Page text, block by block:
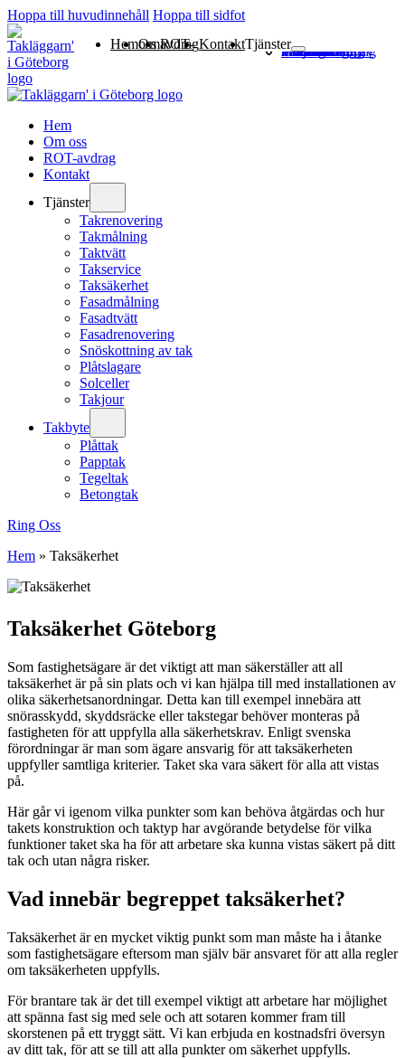
Hoppa till huvudinnehåll Hoppa till sidfot
HemOm oss ROT-avdragKontaktTjänsterTakrenovering
Takmålning
Taktvätt
Takservice
Taksäkerhet
Fasadmålning
Fasadtvätt
Fasadrenovering
Snöskottning av tak
Plåtslagare
Solceller
Takjour
Hem
Om oss
ROT-avdrag
Kontakt
Tjänster
Takrenovering
Takmålning
Taktvätt
Takservice
Taksäkerhet
Fasadmålning
Fasadtvätt
Fasadrenovering
Snöskottning av tak
Plåtslagare
Solceller
Takjour
Takbyte
Plåttak
Papptak
Tegeltak
Betongtak
Ring Oss
Hem » Taksäkerhet
Taksäkerhet Göteborg
Som fastighetsägare är det viktigt att man säkerställer att all
taksäkerhet är på sin plats och vi kan hjälpa till med installationen av
olika säkerhetsanordningar. Detta kan till exempel innebära att
snörasskydd, skyddsräcke eller takstegar behöver monteras på
fastigheten för att uppfylla alla säkerhetskrav. Enligt svenska
förordningar är man som ägare ansvarig för att taksäkerheten
uppfyller samtliga kriterier. Taket ska vara säkert för alla att vistas
på.
Här går vi igenom vilka punkter som kan behöva åtgärdas och hur
takets konstruktion och taktyp har avgörande betydelse för vilka
funktioner taket ska ha för att arbetare ska kunna vistas säkert på ditt
tak och utan några risker.
Vad innebär begreppet taksäkerhet?
Taksäkerhet är en mycket viktig punkt som man måste ha i åtanke
som fastighetsägare eftersom man själv bär ansvaret för att alla regler
om taksäkerheten uppfylls.
För brantare tak är det till exempel viktigt att arbetare har möjlighet
att spänna fast sig med sele och att sotaren kommer fram till
skorstenen på ett tryggt sätt. Vi kan erbjuda en kostnadsfri översyn
av ditt tak, för att se till att alla punkter om säkerhet uppfylls.